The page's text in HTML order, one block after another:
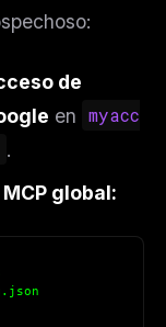
de
en myacc
.
global: